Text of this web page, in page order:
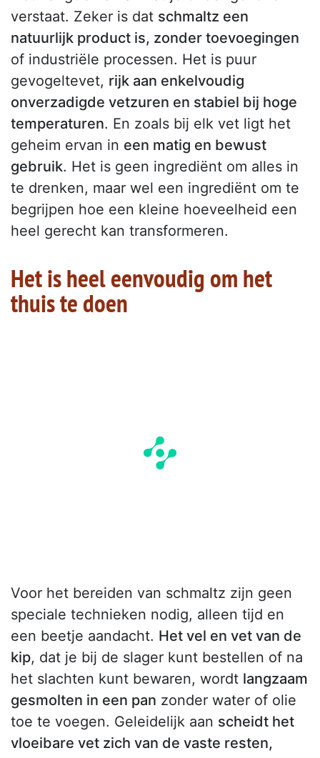
verstaat. Zeker is dat schmaltz een
natuurlijk product is, zonder toevoegingen
of industriële processen. Het is puur
gevogeltevet, rijk aan enkelvoudig
onverzadigde vetzuren en stabiel bij hoge
temperaturen. En zoals bij elk vet ligt het
geheim ervan in een matig en bewust
gebruik. Het is geen ingrediënt om alles in
te drenken, maar wel een ingrediënt om te
begrijpen hoe een kleine hoeveelheid een
heel gerecht kan transformeren.
Het is heel eenvoudig om het
thuis te doen
Voor het bereiden van schmaltz zijn geen
speciale technieken nodig, alleen tijd en
een beetje aandacht. Het vel en vet van de
kip, dat je bij de slager kunt bestellen of na
het slachten kunt bewaren, wordt langzaam
gesmolten in een pan zonder water of olie
toe te voegen. Geleidelijk aan scheidt het
vloeibare vet zich van de vaste resten,